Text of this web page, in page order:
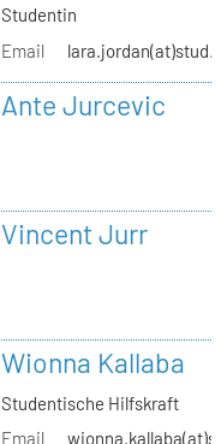
Studentin
Email
Ante Jurcevic
Vincent Jurr
Wionna Kallaba
Studentische Hilfskraft
Email